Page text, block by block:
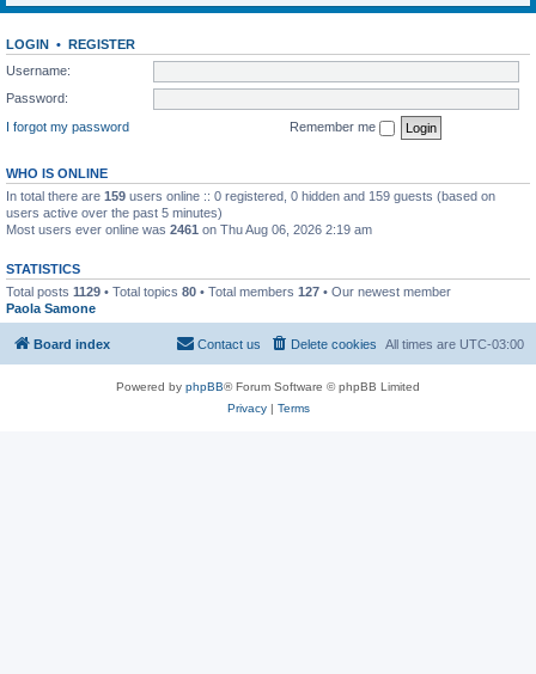
LOGIN • REGISTER
Username:
Password:
I forgot my password
Remember me
WHO IS ONLINE
In total there are 159 users online :: 0 registered, 0 hidden and 159 guests (based on
users active over the past 5 minutes)
Most users ever online was 2461 on Thu Aug 06, 2026 2:19 am
STATISTICS
Total posts 1129 • Total topics 80 • Total members 127 • Our newest member
Paola Samone
Board index All times are UTC-03:00
Delete cookies
Contact us
Powered by phpBB® Forum Software © phpBB Limited
Privacy| Terms